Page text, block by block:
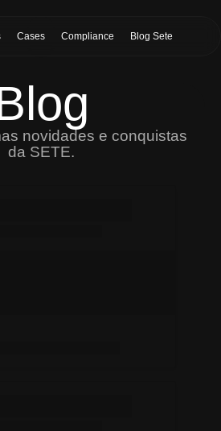
Cases Compliance Blog Sete
novidades e conquistas
da SETE.